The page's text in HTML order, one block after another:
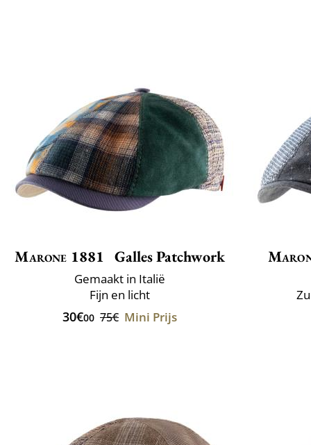
Marone 1881 Galles Patchwork
Gemaakt in Italië
Fijn en licht
30€00 75€ Mini Prijs